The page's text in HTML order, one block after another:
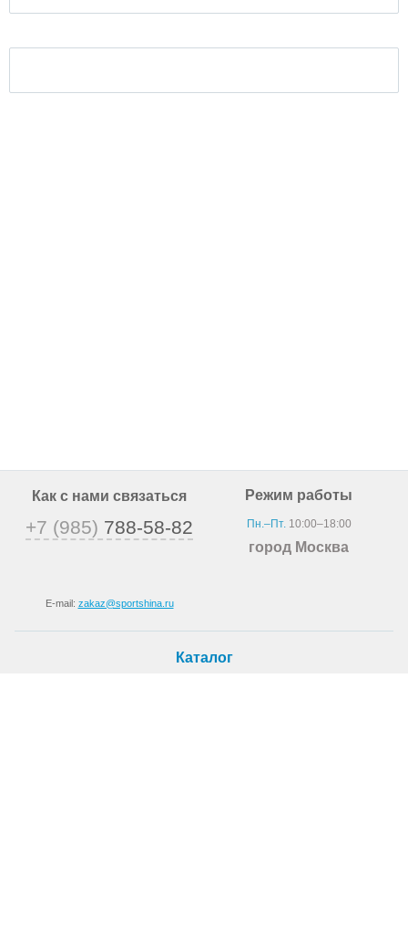
Как с нами связаться
+7 (985) 788-58-82
E-mail: zakaz@sportshina.ru
Режим работы
Пн.–Пт.10:00–18:00
город Москва
Каталог